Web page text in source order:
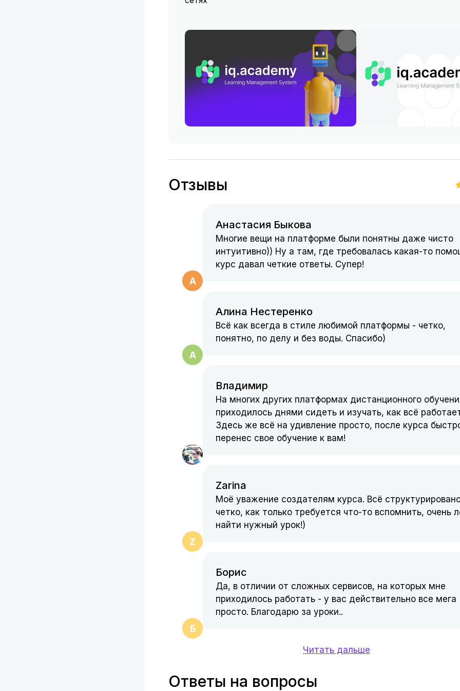
Виджеты. Анкета.
Виджеты. Единственный правильный ответ.
Виджеты. Свой ответ.
Виджеты. Соответствие.
Сортировка и удаление виджетов
Наполнение курса с помощью нейронной сети
Экзамены
Отзывы
А
Анастасия Быкова
Многие вещи на платформе были понятны даже чисто
интуитивно)) Ну а там, где требовалась какая-то
курс давал четкие ответы. Супер!
А
Алина Нестеренко
Всё как всегда в стиле любимой платформы - четко,
понятно, по делу и без воды. Спасибо)
Владимир
На многих других платформах дистанционного
приходилось днями сидеть и изучать, как всё
Здесь же всё на удивление просто, после курса
перенес свое обучение к вам!
Z
Zarina
Моё уважение создателям курса. Всё
четко, как только требуется что-то вспомнить, очень
найти нужный урок!)
Б
Борис
Да, в отличии от сложных сервисов, на которых мне
приходилось работать - у вас действительно все мега
просто. Благодарю за уроки..
Читать дальше
Ответы на вопросы